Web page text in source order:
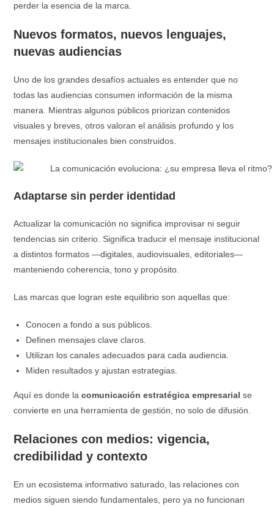
perder la esencia de la marca.
Nuevos formatos, nuevos lenguajes,
nuevas audiencias
Uno de los grandes desafíos actuales es entender que no
todas las audiencias consumen información de la misma
manera. Mientras algunos públicos priorizan contenidos
visuales y breves, otros valoran el análisis profundo y los
mensajes institucionales bien construidos.
Adaptarse sin perder identidad
Actualizar la comunicación no significa improvisar ni seguir
tendencias sin criterio. Significa traducir el mensaje institucional
a distintos formatos —digitales, audiovisuales, editoriales—
manteniendo coherencia, tono y propósito.
Las marcas que logran este equilibrio son aquellas que:
Conocen a fondo a sus públicos.
Definen mensajes clave claros.
Utilizan los canales adecuados para cada audiencia.
Miden resultados y ajustan estrategias.
Aquí es donde lacomunicación estratégica empresarial se
convierte en una herramienta de gestión, no solo de difusión.
Relaciones con medios: vigencia,
credibilidad y contexto
En un ecosistema informativo saturado, las relaciones con
medios siguen siendo fundamentales, pero ya no funcionan